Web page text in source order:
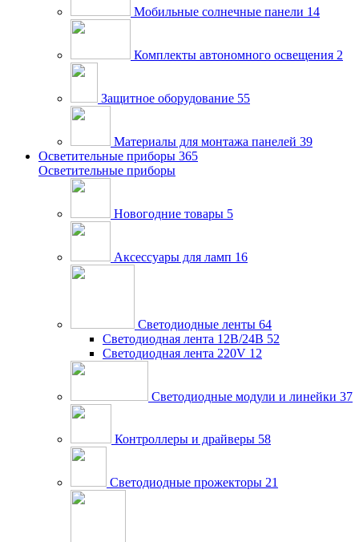
Мобильные солнечные панели 14
Комплекты автономного освещения 2
Защитное оборудование 55
Материалы для монтажа панелей 39
Осветительные приборы 365
Осветительные приборы
Новогодние товары 5
Аксессуары для ламп 16
Светодиодные ленты 64
Светодиодная лента 12В/24В 52
Светодиодная лента 220V 12
Светодиодные модули и линейки 37
Контроллеры и драйверы 58
Светодиодные прожекторы 21